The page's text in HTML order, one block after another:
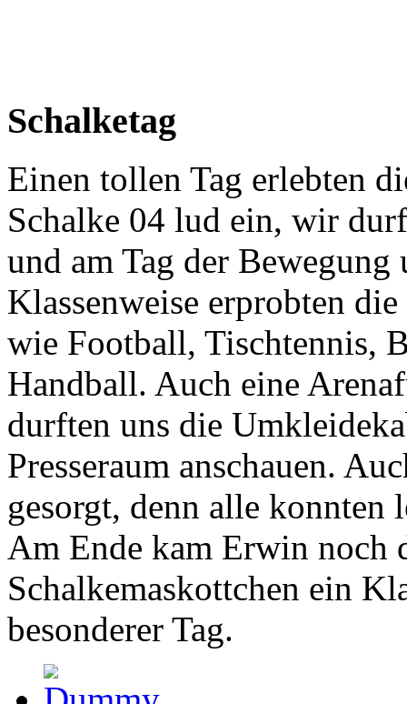
Schalketag
Einen tollen Tag erlebten
Schalke 04 lud ein, wir
und am Tag der
Klassenweise erprobten
wie Football, Tischtennis,
Handball. Auch eine
durften uns die
Presseraum anschauen.
gesorgt, denn alle konnten
Am Ende kam Erwin noch
Schalkemaskottchen ein
besonderer Tag.